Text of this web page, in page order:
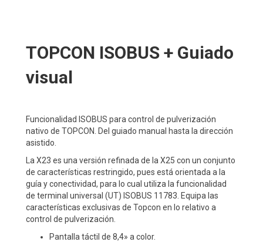
TOPCON ISOBUS + Guiado
visual
Funcionalidad ISOBUS para control de pulverización
nativo de TOPCON. Del guiado manual hasta la dirección
asistido.
La X23 es una versión refinada de la X25 con un conjunto
de características restringido, pues está orientada a la
guía y conectividad, para lo cual utiliza la funcionalidad
de terminal universal (UT) ISOBUS 11783. Equipa las
características exclusivas de Topcon en lo relativo a
control de pulverización.
Pantalla táctil de 8,4» a color.